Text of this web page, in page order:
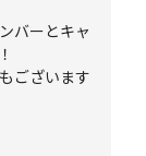
バーとキャ
ございます